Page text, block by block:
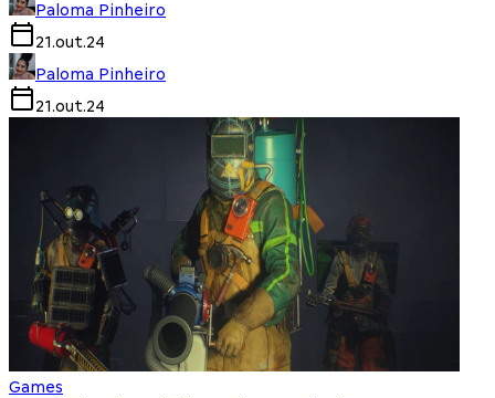
Paloma Pinheiro
21.out.24
Paloma Pinheiro
21.out.24
Games